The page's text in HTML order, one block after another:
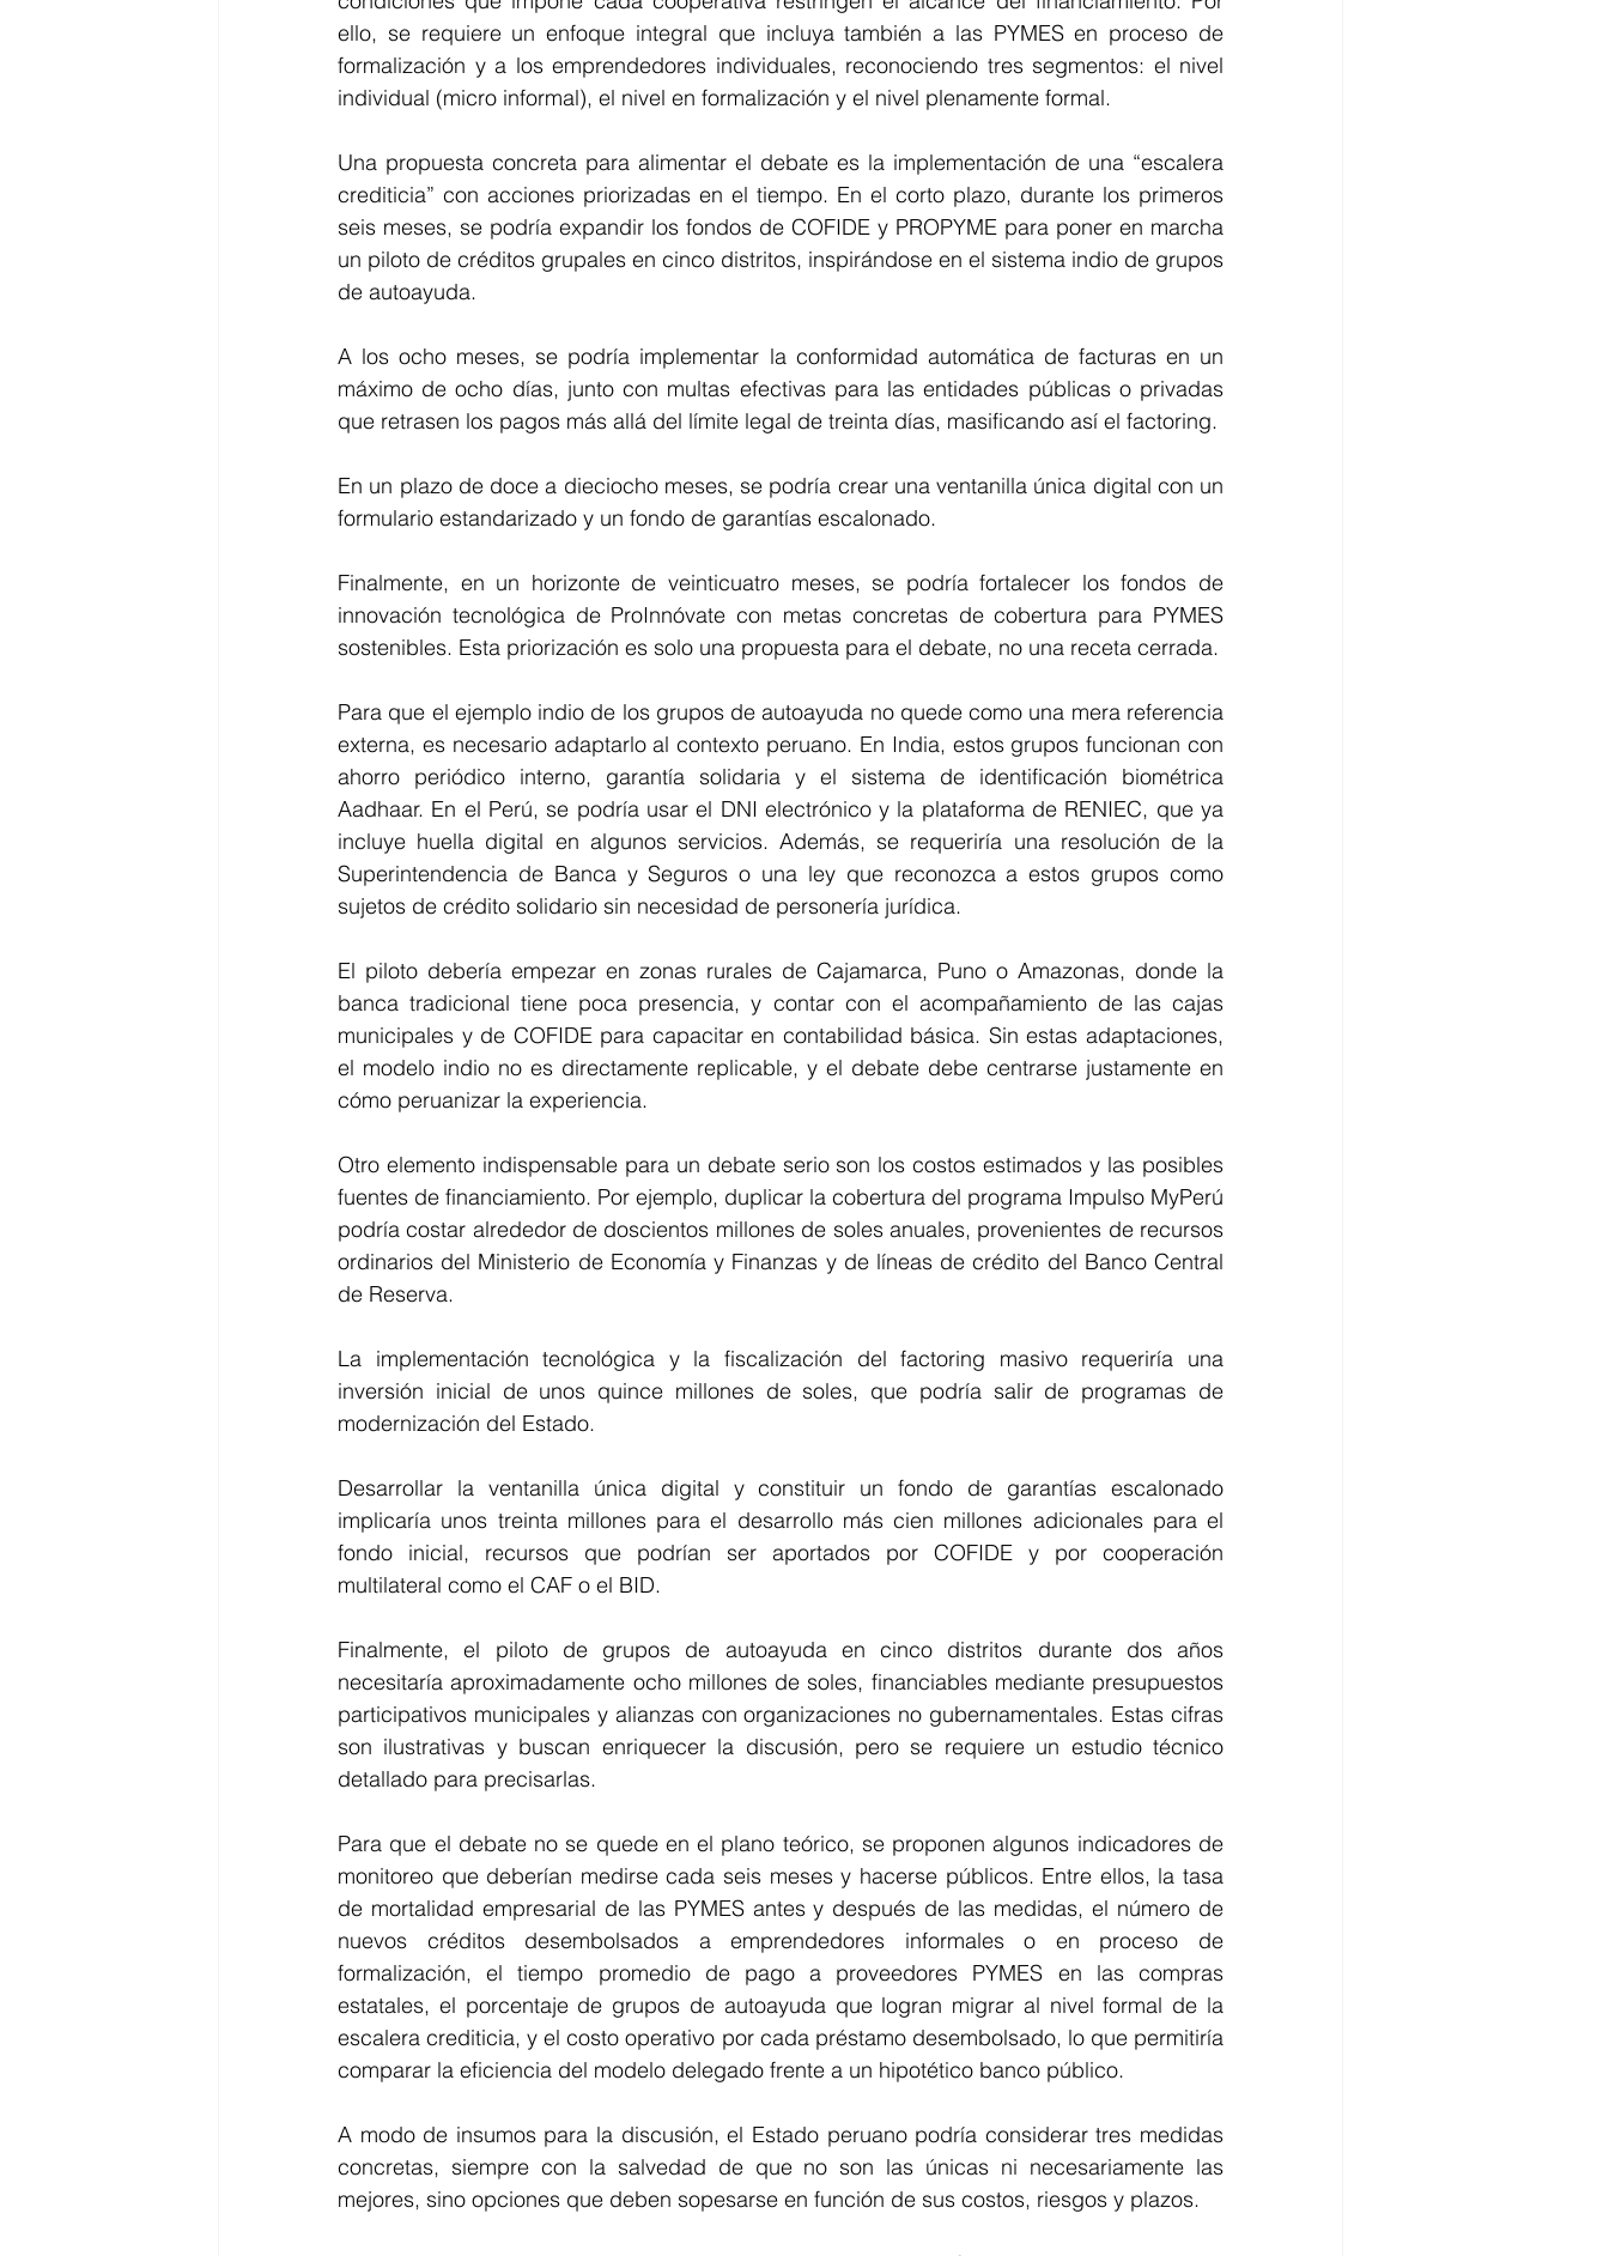
ello, se requiere un enfoque integral que incluya también a las PYMES en proceso de
formalización y a los emprendedores individuales, reconociendo tres segmentos: el nivel
individual (micro informal), el nivel en formalización y el nivel plenamente formal.
Una propuesta concreta para alimentar el debate es la implementación de una “escalera
crediticia” con acciones priorizadas en el tiempo. En el corto plazo, durante los primeros
seis meses, se podría expandir los fondos de COFIDE y PROPYME para poner en marcha
un piloto de créditos grupales en cinco distritos, inspirándose en el sistema indio de grupos
de autoayuda.
A los ocho meses, se podría implementar la conformidad automática de facturas en un
máximo de ocho días, junto con multas efectivas para las entidades públicas o privadas
que retrasen los pagos más allá del límite legal de treinta días, masificando así el factoring.
En un plazo de doce a dieciocho meses, se podría crear una ventanilla única digital con un
formulario estandarizado y un fondo de garantías escalonado.
Finalmente, en un horizonte de veinticuatro meses, se podría fortalecer los fondos de
innovación tecnológica de ProInnóvate con metas concretas de cobertura para PYMES
sostenibles. Esta priorización es solo una propuesta para el debate, no una receta cerrada.
Para que el ejemplo indio de los grupos de autoayuda no quede como una mera referencia
externa, es necesario adaptarlo al contexto peruano. En India, estos grupos funcionan con
ahorro periódico interno, garantía solidaria y el sistema de identificación biométrica
Aadhaar. En el Perú, se podría usar el DNI electrónico y la plataforma de RENIEC, que ya
incluye huella digital en algunos servicios. Además, se requeriría una resolución de la
Superintendencia de Banca y Seguros o una ley que reconozca a estos grupos como
sujetos de crédito solidario sin necesidad de personería jurídica.
El piloto debería empezar en zonas rurales de Cajamarca, Puno o Amazonas, donde la
banca tradicional tiene poca presencia, y contar con el acompañamiento de las cajas
municipales y de COFIDE para capacitar en contabilidad básica. Sin estas adaptaciones,
el modelo indio no es directamente replicable, y el debate debe centrarse justamente en
cómo peruanizar la experiencia.
Otro elemento indispensable para un debate serio son los costos estimados y las posibles
fuentes de financiamiento. Por ejemplo, duplicar la cobertura del programa Impulso MyPerú
podría costar alrededor de doscientos millones de soles anuales, provenientes de recursos
ordinarios del Ministerio de Economía y Finanzas y de líneas de crédito del Banco Central
de Reserva.
La implementación tecnológica y la fiscalización del factoring masivo requeriría una
inversión inicial de unos quince millones de soles, que podría salir de programas de
modernización del Estado.
Desarrollar la ventanilla única digital y constituir un fondo de garantías escalonado
implicaría unos treinta millones para el desarrollo más cien millones adicionales para el
fondo inicial, recursos que podrían ser aportados por COFIDE y por cooperación
multilateral como el CAF o el BID.
Finalmente, el piloto de grupos de autoayuda en cinco distritos durante dos años
necesitaría aproximadamente ocho millones de soles, financiables mediante presupuestos
participativos municipales y alianzas con organizaciones no gubernamentales. Estas cifras
son ilustrativas y buscan enriquecer la discusión, pero se requiere un estudio técnico
detallado para precisarlas.
Para que el debate no se quede en el plano teórico, se proponen algunos indicadores de
monitoreo que deberían medirse cada seis meses y hacerse públicos. Entre ellos, la tasa
de mortalidad empresarial de las PYMES antes y después de las medidas, el número de
nuevos créditos desembolsados a emprendedores informales o en proceso de
formalización, el tiempo promedio de pago a proveedores PYMES en las compras
estatales, el porcentaje de grupos de autoayuda que logran migrar al nivel formal de la
escalera crediticia, y el costo operativo por cada préstamo desembolsado, lo que permitiría
comparar la eficiencia del modelo delegado frente a un hipotético banco público.
A modo de insumos para la discusión, el Estado peruano podría considerar tres medidas
concretas, siempre con la salvedad de que no son las únicas ni necesariamente las
mejores, sino opciones que deben sopesarse en función de sus costos, riesgos y plazos.